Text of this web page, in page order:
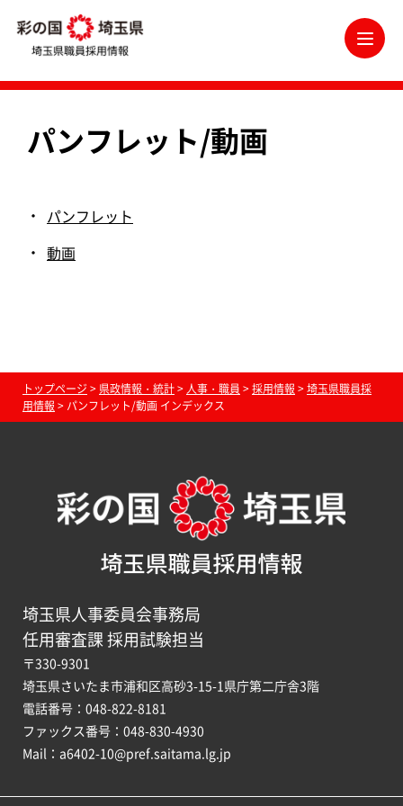
埼玉県職員採用情報
パンフレット/動画
パンフレット
動画
トップページ> 県政情報・統計> 人事・職員 >採用情報 >埼玉県職員採
用情報 > パンフレット/動画 インデックス
埼玉県職員採用情報
埼玉県人事委員会事務局
任用審査課 採用試験担当
〒330-9301
埼玉県さいたま市浦和区高砂3-15-1県庁第二庁舎3階
電話番号：048-822-8181
ファックス番号：048-830-4930
Mail：a6402-10@pref.saitama.lg.jp